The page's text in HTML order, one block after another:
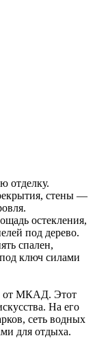
отделку.
стены —
остекления,
под дерево.
спален,
ключ силами
от МКАД. Этот
На его
сеть водных
для отдыха.